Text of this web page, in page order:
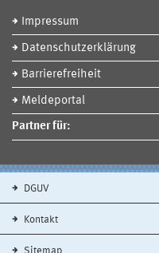
Impressum
Datenschutzerklärung
Barrierefreiheit
Meldeportal
Partner für:
DGUV
Kontakt
Sitemap